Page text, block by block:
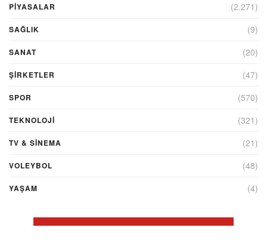
PİYASALAR (2.271)
SAĞLIK (9)
SANAT (20)
ŞIRKETLER (47)
SPOR (570)
TEKNOLOJİ (321)
TV & SINEMA (21)
VOLEYBOL (48)
YAŞAM (4)